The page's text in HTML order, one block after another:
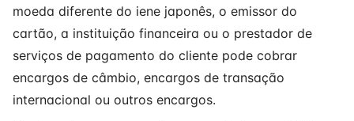
moeda diferente do iene japonês, o emissor do
cartão, a instituição financeira ou o prestador de
serviços de pagamento do cliente pode cobrar
encargos de câmbio, encargos de transação
internacional ou outros encargos.